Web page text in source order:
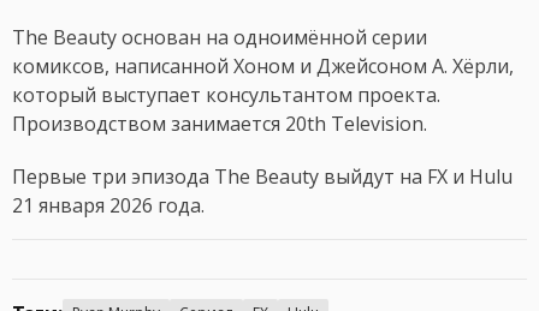
The Beauty основан на одноимённой серии
комиксов, написанной Хоном и Джейсоном А. Хёрли,
который выступает консультантом проекта.
Производством занимается 20th Television.
Первые три эпизода The Beauty выйдут на FX и Hulu
21 января 2026 года.